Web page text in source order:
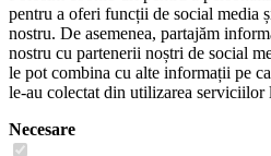
pentru a oferi funcții de social media
nostru. De asemenea, partajăm
nostru cu partenerii noștri de social
le pot combina cu alte informații pe
le-au colectat din utilizarea serviciilor
Necesare